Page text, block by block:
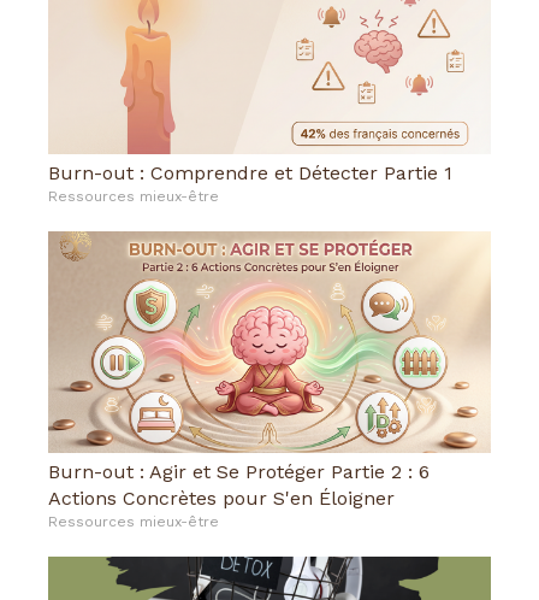
Burn-out : Comprendre et Détecter Partie 1
Ressources mieux-être
Burn-out : Agir et Se Protéger Partie 2 : 6
Actions Concrètes pour S'en Éloigner
Ressources mieux-être